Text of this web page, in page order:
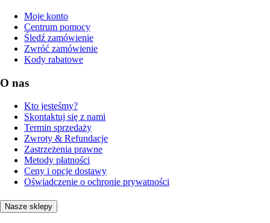
Moje konto
Centrum pomocy
Śledź zamówienie
Zwróć zamówienie
Kody rabatowe
O nas
Kto jesteśmy?
Skontaktuj się z nami
Termin sprzedaży
Zwroty & Refundacje
Zastrzeżenia prawne
Metody płatności
Ceny i opcje dostawy
Oświadczenie o ochronie prywatności
Nasze sklepy